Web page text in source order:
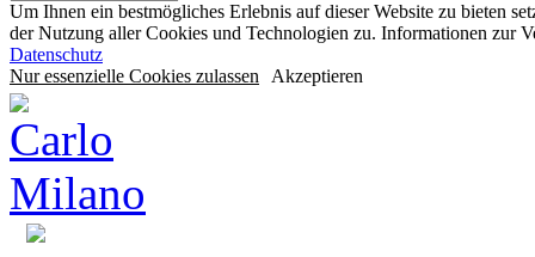
Um Ihnen ein bestmögliches Erlebnis auf dieser Website zu bieten
der Nutzung aller Cookies und Technologien zu. Informationen zur
Datenschutz
Nur essenzielle Cookies zulassen Akzeptieren